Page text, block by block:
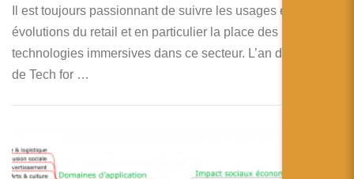
Il est toujours passionnant de suivre les usages et les
évolutions du retail et en particulier la place des
technologies immersives dans ce secteur. L’an dernier, lors
de Tech for …